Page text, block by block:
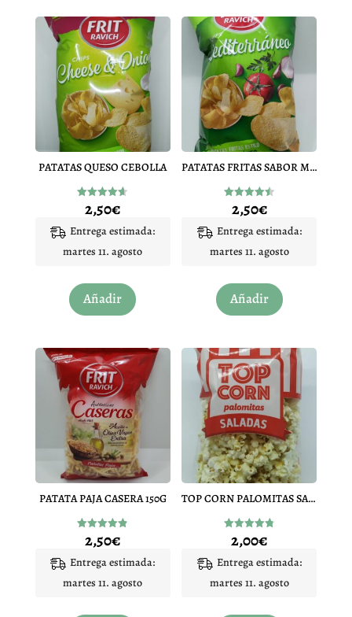
PATATAS QUESO CEBOLLA
Valorado
con
de 5
2,50€
Entrega estimada:
martes 11. agosto
Añadir
PATATAS FRITAS SABOR MEDITERRÁNEO
Valorado
con
de 5
2,50€
Entrega estimada:
martes 11. agosto
Añadir
PATATA PAJA CASERA 150G
Valorado
con
de 5
2,50€
Entrega estimada:
martes 11. agosto
TOP CORN PALOMITAS SALADAS 80 GRS
Valorado
con
de 5
2,00€
Entrega estimada:
martes 11. agosto